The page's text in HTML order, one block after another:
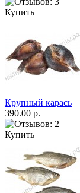
Купить
Крупный карась
390.00 р.
Купить